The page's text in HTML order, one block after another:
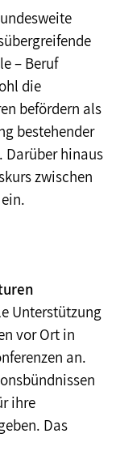
– Beruf
die
befördern als
bestehender
Darüber hinaus
zwischen
Unterstützung
vor Ort in
an.
ihre
Das